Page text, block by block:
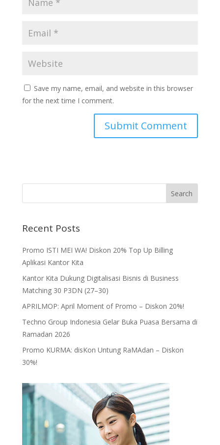
Save my name, email, and website in this browser
for the next time I comment.
Recent Posts
Promo ISTI MEI WA! Diskon 20% Top Up Billing
Aplikasi Kantor Kita
Kantor Kita Dukung Digitalisasi Bisnis di Business
Matching 30 P3DN (27–30)
APRILMOP: April Moment of Promo – Diskon 20%!
Techno Group Indonesia Gelar Buka Puasa Bersama di
Ramadan 2026
Promo KURMA: disKon Untung RaMAdan – Diskon
30%!